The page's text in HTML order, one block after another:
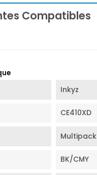
Compatibles
Inkyz
CE410XD
Multipack
BK/CMY